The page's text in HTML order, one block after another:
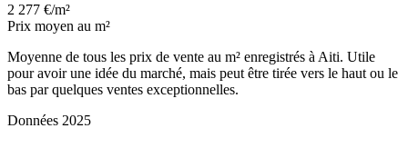
2 277 €/m²
Prix moyen au m²
Moyenne de tous les prix de vente au m² enregistrés à Aiti. Utile
pour avoir une idée du marché, mais peut être tirée vers le haut ou le
bas par quelques ventes exceptionnelles.
Données 2025